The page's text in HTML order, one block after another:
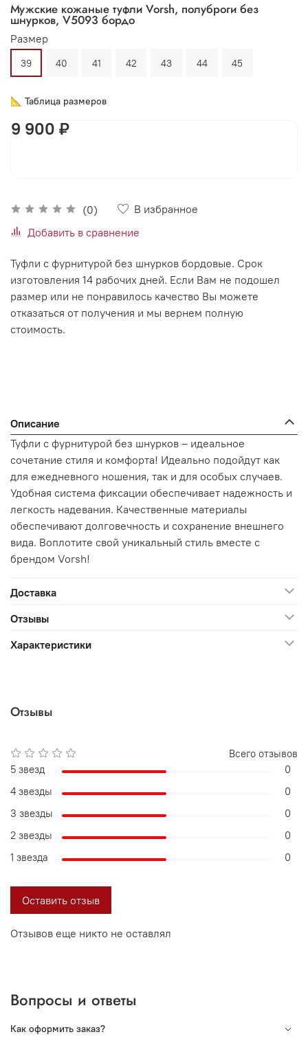
Мужские кожаные туфли Vorsh, полуброги без
шнурков, V5093 бордо
(0)
В избранное
Добавить в сравнение
Размер
39 40 41 42 43 44 45
📐 Таблица размеров
9 900 ₽
Туфли с фурнитурой без шнурков бордовые. Срок
изготовления 14 рабочих дней. Если Вам не подошел
размер или не понравилось качество Вы можете
отказаться от получения и мы вернем полную
стоимость.
Описание
Туфли с фурнитурой без шнурков – идеальное
сочетание стиля и комфорта! Идеально подойдут как
для ежедневного ношения, так и для особых случаев.
Удобная система фиксации обеспечивает надежность и
легкость надевания. Качественные материалы
обеспечивают долговечность и сохранение внешнего
вида. Воплотите свой уникальный стиль вместе с
брендом Vorsh!
Доставка
Отзывы
Характеристики
Отзывы
Отзывов еще никто не оставлял
Всего отзывов
5 звезд
0
4 звезды
0
3 звезды
0
2 звезды
0
1 звезда
0
Оставить отзыв
Вопросы и ответы
Как оформить заказ?